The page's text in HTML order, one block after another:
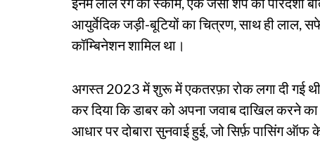
आयुर्वेदिक जड़ी-बूटियों का चित्रण, साथ ही
कॉम्बिनेशन शामिल था।
अगस्त 2023 में शुरू में एकतरफ़ा रोक लगा दी गई
कर दिया कि डाबर को अपना जवाब दाखिल करने
आधार पर दोबारा सुनवाई हुई, जो सिर्फ़ पासिंग ऑफ